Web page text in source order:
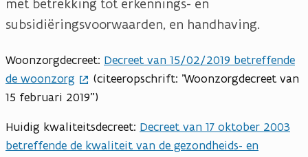
met betrekking tot erkennings- en
subsidiëringsvoorwaarden, en handhaving.
Woonzorgdecreet: Decreet van 15/02/2019 betreffende
de woonzorg
(citeeropschrift: "Woonzorgdecreet van
15 februari 2019")
Huidig kwaliteitsdecreet: Decreet van 17 oktober 2003
betreffende de kwaliteit van de gezondheids- en